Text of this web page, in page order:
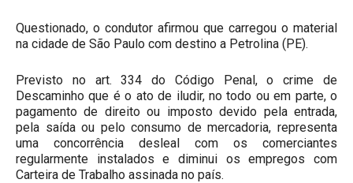
Questionado, o condutor afirmou que carregou o material
na cidade de São Paulo com destino a Petrolina (PE).
Previsto no art. 334 do Código Penal, o crime de
Descaminho que é o ato de iludir, no todo ou em parte, o
pagamento de direito ou imposto devido pela entrada,
pela saída ou pelo consumo de mercadoria, representa
uma concorrência desleal com os comerciantes
regularmente instalados e diminui os empregos com
Carteira de Trabalho assinada no país.